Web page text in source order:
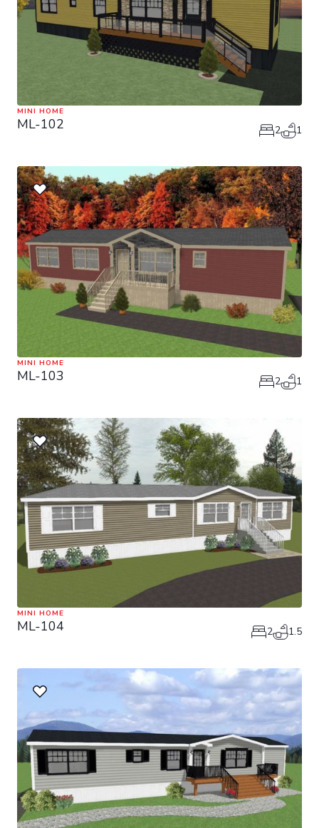
MINI HOME
ML-102 2 1
MINI HOME
ML-103 2 1
MINI HOME
ML-104 2 1.5